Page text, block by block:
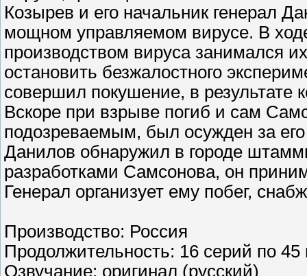
Козырев и его начальник генерал
мощном управляемом вирусе. В
производством вируса занимался
остановить безжалостного
совершил покушение, в результате
Вскоре при взрыве погиб и сам
подозреваемым, был осужден за
Данилов обнаружил в городе
разработками Самсонова, он
Генерал организует ему побег,
Производство: Россия
Продолжительность: 16 серий по 45
Озвучание: оригинал (русский)